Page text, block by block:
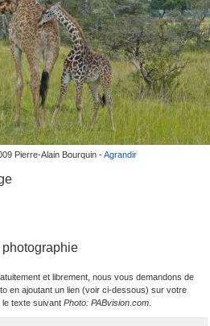
Pierre-Alain Bourquin -Agrandir
et librement, nous vous demandons de
en ajoutant un lien (voir ci-dessous) sur votre
le texte suivant Photo: PABvision.com